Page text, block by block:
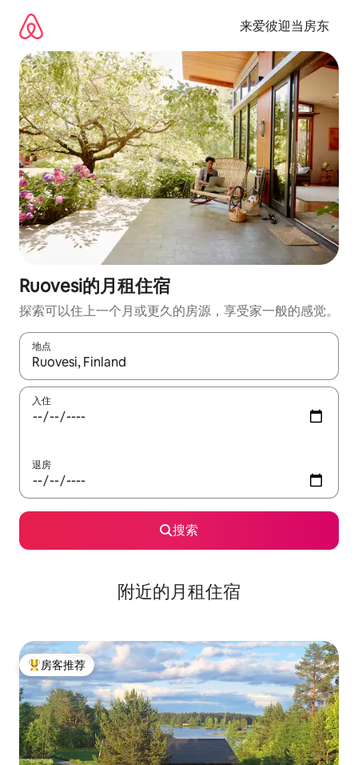
来爱彼迎当房东
Ruovesi的月租住宿
探索可以住上一个月或更久的房源，享受家一般的感觉。
地点
如有搜索结果，请使用上下方向键查看，或通过点击或滑动手势
入住
退房
搜索
附近的月租住宿
热门「房客推荐」
房客推荐